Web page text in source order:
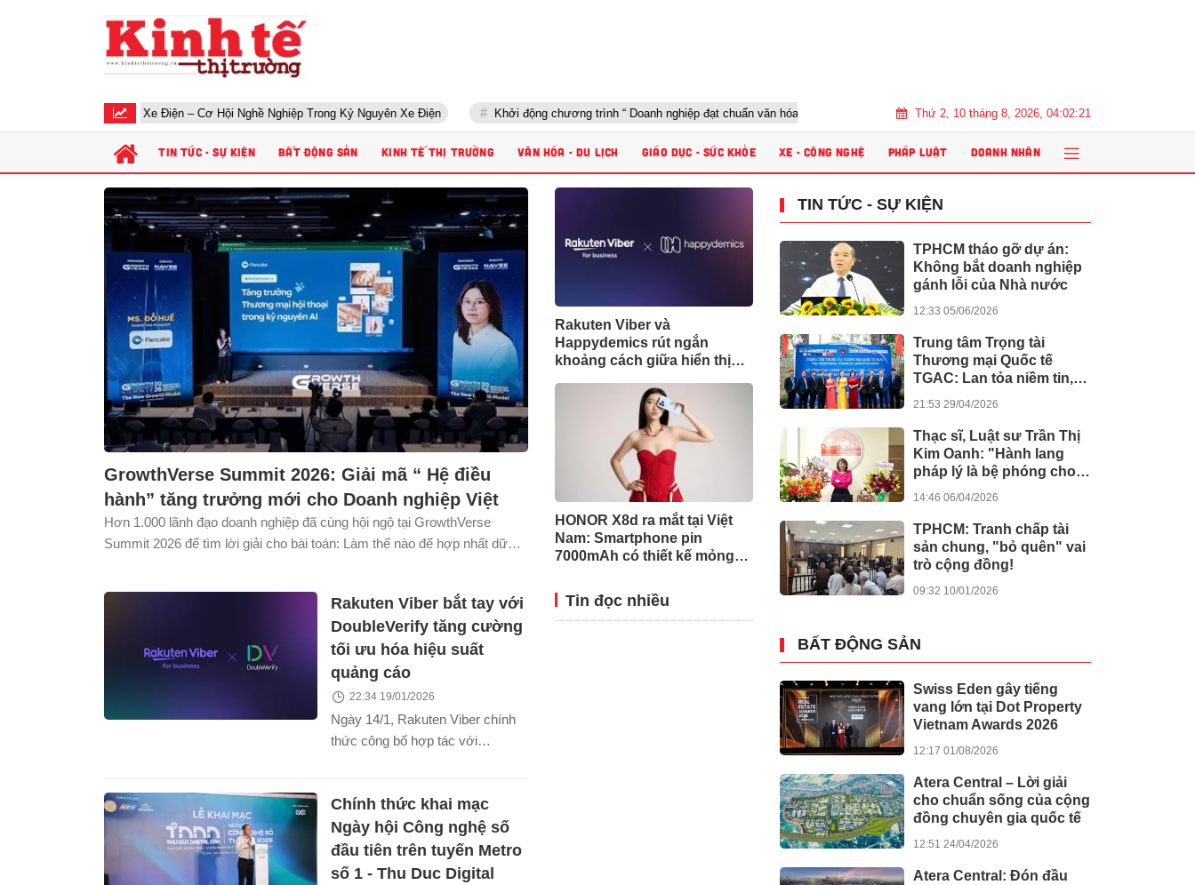
Học Sửa Xe Điện – Cơ Hội Nghề Nghiệp Trong Kỷ Nguyên Xe Điện Khởi động chương trình “ Doanh nghiệp đạt chuẩn văn hóa kinh doanh Việt Nam” năm 2026 Đổi mới phương pháp dạy học trong kỷ
Thứ 2, 10 tháng 8, 2026, 04:02:22
TIN TỨC - SỰ KIỆN BẤT ĐỘNG SẢN KINH TẾ THỊ TRƯỜNG VĂN HÓA - DU LỊCH GIÁO DỤC - SỨC KHỎE XE - CÔNG NGHỆ PHÁP LUẬT DOANH NHÂN
GrowthVerse Summit 2026: Giải mã “ Hệ điều
hành” tăng trưởng mới cho Doanh nghiệp Việt
Hơn 1.000 lãnh đạo doanh nghiệp đã cùng hội ngộ tại GrowthVerse
Summit 2026 để tìm lời giải cho bài toán: Làm thế nào để hợp nhất dữ
Rakuten Viber và
Happydemics rút ngắn
khoảng cách giữa hiển thị
HONOR X8d ra mắt tại Việt
Nam: Smartphone pin
7000mAh có thiết kế mỏng
Rakuten Viber bắt tay với
DoubleVerify tăng cường
tối ưu hóa hiệu suất
quảng cáo
22:34 19/01/2026
Ngày 14/1, Rakuten Viber chính
thức công bố hợp tác với
hoạt động quảng cáo của doanh
nghiệp trong ứng dụng Viber.
Chính thức khai mạc
Ngày hội Công nghệ số
đầu tiên trên tuyến Metro
số 1 - Thu Duc Digital
Tin đọc nhiều
TIN TỨC - SỰ KIỆN
TPHCM tháo gỡ dự án:
Không bắt doanh nghiệp
gánh lỗi của Nhà nước
12:33 05/06/2026
Trung tâm Trọng tài
Thương mại Quốc tế
TGAC: Lan tỏa niềm tin,
21:53 29/04/2026
Thạc sĩ, Luật sư Trần Thị
Kim Oanh: "Hành lang
pháp lý là bệ phóng cho
14:46 06/04/2026
TPHCM: Tranh chấp tài
sản chung, "bỏ quên" vai
trò cộng đồng!
09:32 10/01/2026
BẤT ĐỘNG SẢN
Swiss Eden gây tiếng
vang lớn tại Dot Property
Vietnam Awards 2026
12:17 01/08/2026
Atera Central – Lời giải
cho chuẩn sống của cộng
đồng chuyên gia quốc tế
12:51 24/04/2026
Atera Central: Đón đầu